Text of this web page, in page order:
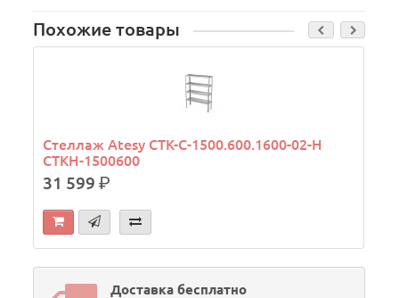
Похожие товары
Стеллаж Atesy СТК-С-1500.600.1600-02-Н
СТКН-1500600
31 599р.
Доставка бесплатно